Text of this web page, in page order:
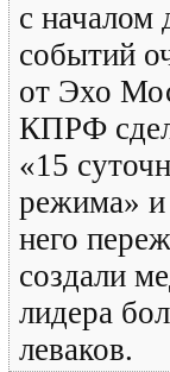
с началом
событий
от Эхо
КПРФ
«15
режима» и
него
создали
лидера
леваков.